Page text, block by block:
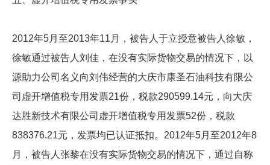
2012年5月至2013年11月，被告人于立授意被告人徐敏，
徐敏通过被告人刘佳，在没有实际货物交易的情况下，以
源助力公司名义向刘伟经营的大庆市康圣石油科技有限公
司虚开增值税专用发票21份，税款290599.14元，向大庆
达胜新技术有限公司虚开增值税专用发票52份，税款
838376.21元，发票均已认证抵扣。2012年5月至2012年8
月，被告人张黎在没有实际货物交易的情况下，通过自称